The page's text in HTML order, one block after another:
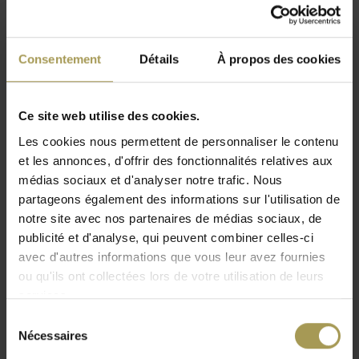
Consentement Détails À propos des cookies
Ce site web utilise des cookies.
Les cookies nous permettent de personnaliser le contenu
et les annonces, d'offrir des fonctionnalités relatives aux
médias sociaux et d'analyser notre trafic. Nous
partageons également des informations sur l'utilisation de
notre site avec nos partenaires de médias sociaux, de
publicité et d'analyse, qui peuvent combiner celles-ci
avec d'autres informations que vous leur avez fournies
ou qu'ils ont collectées lors de votre utilisation de leurs
services.
Nécessaires
L100 x H79 x P92 cm, Assise: 50 cm,
Profondeur Assise: 56 cm
Coloris:voir anexe
durable, qui est facile à nettoyer, donne une excellente
impression! Les sièges classiques Chesterfield se distinguent
par leurs qualité et durabilité, et sont tout à fait clouée à la
main. Le châssis du fauteuil est constitué de bois massif
(collé ou vissé), ce qui garantit une grande stabilité!
L'extérieur entier du banc est fabriqué de cuir
de haute qualité.
bien. En conséquence, le cuir a une légère couche de
pigment. Les coussins avec ressorts (Original & Original
Lire plus